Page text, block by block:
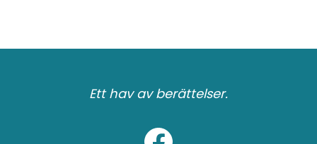
Ett hav av berättelser.